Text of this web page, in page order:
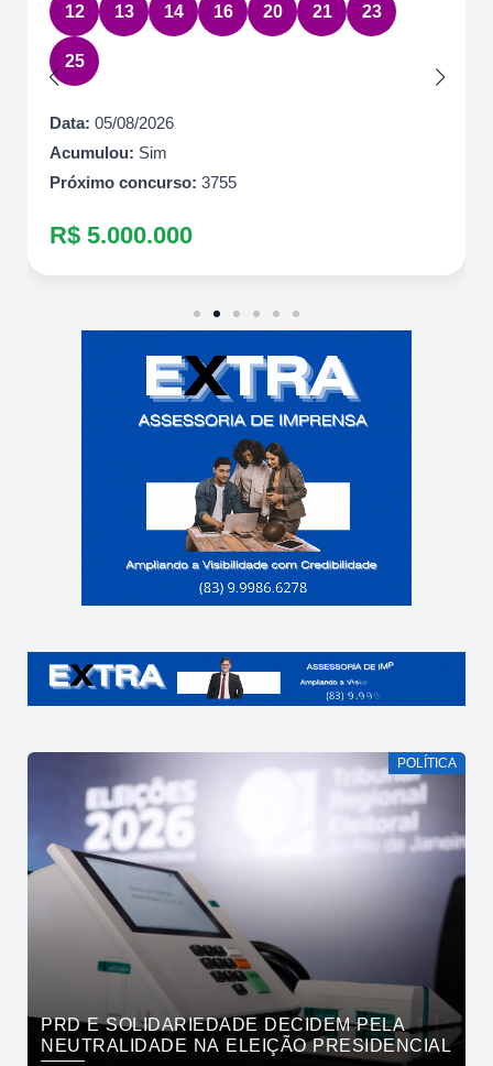
12 13 14 16 20 21 23
25
Data: 05/08/2026
Acumulou: Sim
Próximo concurso: 3755
R$ 5.000.000
POLÍTICA
PRD E SOLIDARIEDADE DECIDEM PELA
NEUTRALIDADE NA ELEIÇÃO PRESIDENCIAL